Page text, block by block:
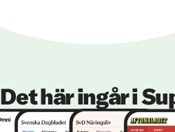
Det här ingår i